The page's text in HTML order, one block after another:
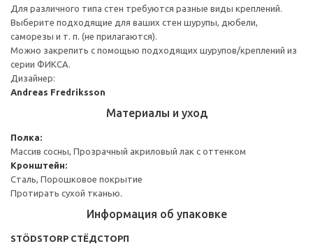
Для различного типа стен требуются разные виды креплений.
Выберите подходящие для ваших стен шурупы, дюбели,
саморезы и т. п. (не прилагаются).
Можно закрепить с помощью подходящих шурупов/креплений из
серии ФИКСА.
Дизайнер:
Andreas Fredriksson
Материалы и уход
Полка:
Массив сосны, Прозрачный акриловый лак с оттенком
Кронштейн:
Сталь, Порошковое покрытие
Протирать сухой тканью.
Информация об упаковке
STÖDSTORP СТЁДСТОРП